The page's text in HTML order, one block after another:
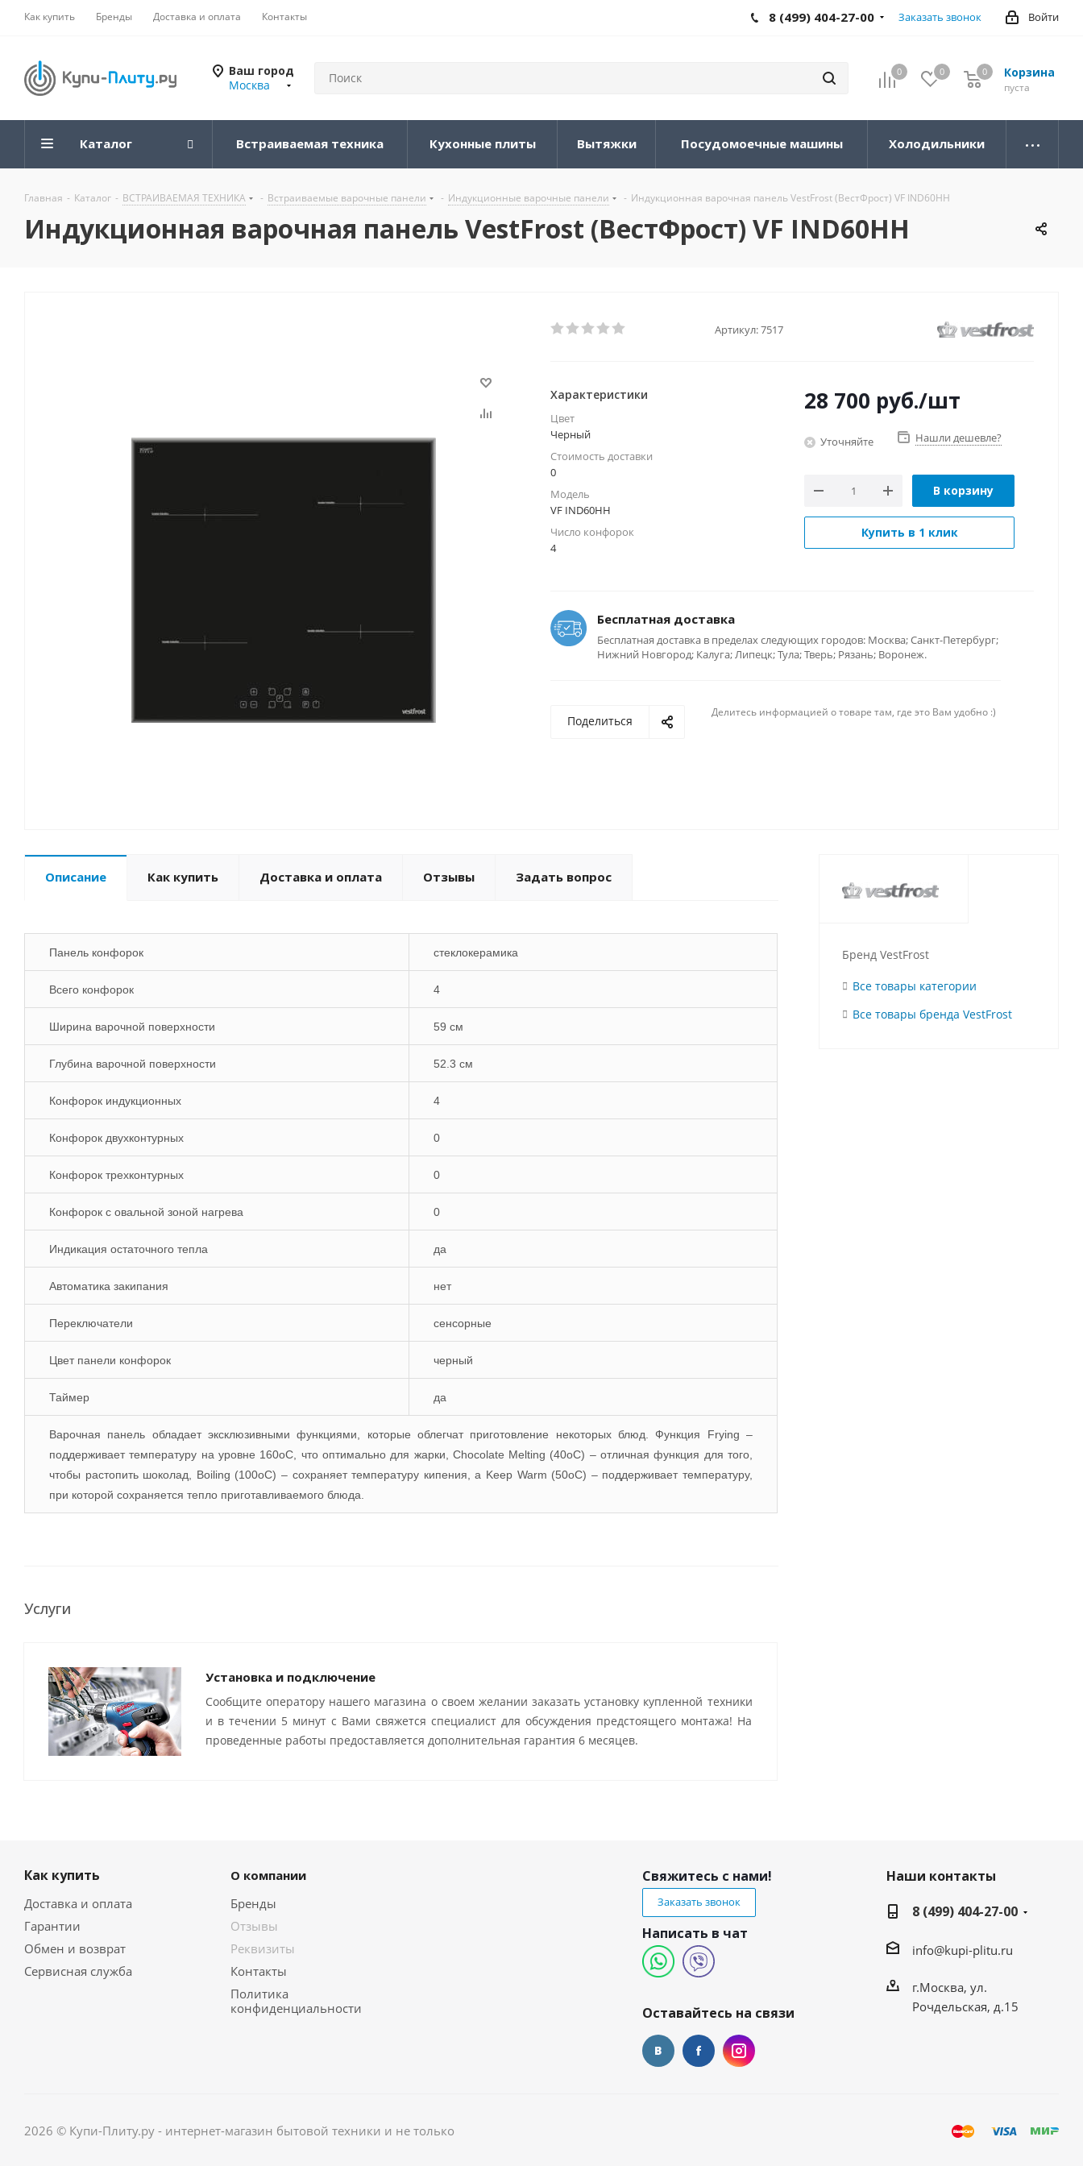
Как купить Бренды Доставка и оплата Контакты Войти
8 (499) 404-27-00 Заказать звонок
Ваш город
Москва
0 0 Корзина
0
пуста
0
Каталог Встраиваемая техника Кухонные плиты Вытяжки Посудомоечные машины Холодильники
Главная - Каталог - ВСТРАИВАЕМАЯ ТЕХНИКА - Встраиваемые варочные панели - Индукционные варочные панели - Индукционная варочная панель VestFrost (ВестФрост) VF IND60HH
Индукционная варочная панель VestFrost (ВестФрост) VF IND60HH
Артикул:7517
Характеристики
Цвет
Черный
Стоимость доставки
0
Модель
VF IND60HH
Число конфорок
4
28 700 руб./шт
Уточняйте Нашли дешевле?
В корзину
Купить в 1 клик
Бесплатная доставка
Бесплатная доставка в пределах следующих городов: Москва; Санкт-Петербург;
Нижний Новгород; Калуга; Липецк; Тула; Тверь; Рязань; Воронеж.
Поделиться
Делитесь информацией о товаре там, где это Вам удобно :)
Описание Как купить Доставка и оплата Отзывы Задать вопрос
Панель конфорок стеклокерамика
Всего конфорок 4
Ширина варочной поверхности 59 см
Глубина варочной поверхности 52.3 см
Конфорок индукционных 4
Конфорок двухконтурных 0
Конфорок трехконтурных 0
Конфорок с овальной зоной нагрева 0
Индикация остаточного тепла да
Автоматика закипания нет
Переключатели сенсорные
Цвет панели конфорок черный
Таймер да
Варочная панель обладает эксклюзивными функциями, которые облегчат приготовление некоторых блюд. Функция Frying –
поддерживает температуру на уровне 160oC, что оптимально для жарки, Chocolate Melting (40oC) – отличная функция для того,
чтобы растопить шоколад, Boiling (100oC) – сохраняет температуру кипения, а Keep Warm (50oC) – поддерживает температуру,
при которой сохраняется тепло приготавливаемого блюда.
Услуги
Установка и подключение
Сообщите оператору нашего магазина о своем желании заказать установку купленной техники
и в течении 5 минут с Вами свяжется специалист для обсуждения предстоящего монтажа! На
проведенные работы предоставляется дополнительная гарантия 6 месяцев.
Бренд VestFrost
Все товары категории
Все товары бренда VestFrost
Как купить
Доставка и оплата
Гарантии
Обмен и возврат
Сервисная служба
О компании
Бренды
Отзывы
Реквизиты
Контакты
Политика
конфиденциальности
Свяжитесь с нами!
Заказать звонок
Написать в чат
Оставайтесь на связи
Наши контакты
8 (499) 404-27-00
info@kupi-plitu.ru
г.Москва, ул.
Рочдельская, д.15
2026 © Купи-Плиту.ру - интернет-магазин бытовой техники и не только